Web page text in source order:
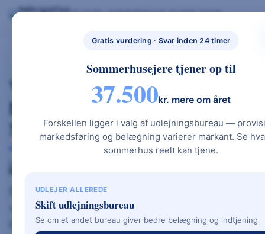
Gratis vurdering · Svar inden 24 timer
Sommerhusejere tjener op til
37.500kr. mere om året
Forskellen ligger i valg af udlejningsbureau —
markedsføring og belægning varierer markant. Se
sommerhus reelt kan tjene.
UDLEJER ALLEREDE
Skift udlejningsbureau
Se om et andet bureau giver bedre belægning og indtjening
NYBYGGETHU
BYG NYT HUS & UDLEJ DIT SOMMERHUS – GUIDES, PRISER OG BEREGNERE".BYG NYT HUS SOMMERHUS GUIDE 2026
Vinkelhus – Den Populære
Danske Hustype, Hvor Funktion
Møder Arkitektur
vinkelhuser et tidløst, funktionelt og smukt
valg for mange danske familier. Den
karakteristiske L-form skaber ikke bare et flot